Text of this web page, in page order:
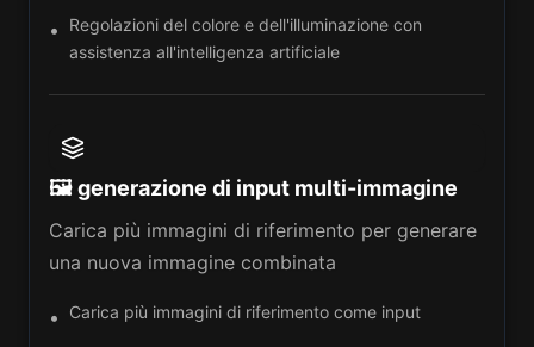
•
Regolazioni del colore e dell'illuminazione con
assistenza all'intelligenza artificiale
🖼️ generazione di input multi-immagine
Carica più immagini di riferimento per generare
una nuova immagine combinata
• Carica più immagini di riferimento come input